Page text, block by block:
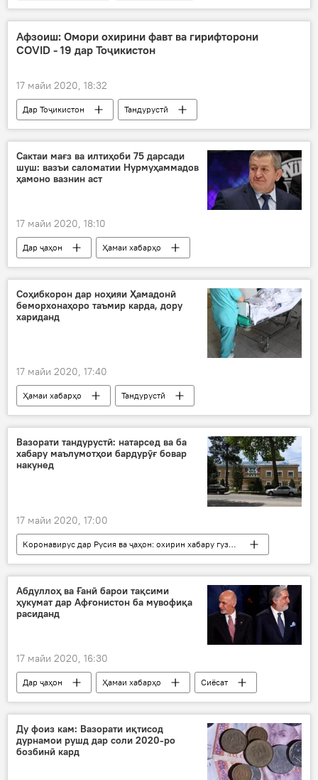
Афзоиш: Омори охирини фавт ва гирифторони
COVID - 19 дар Тоҷикистон
17 майи 2020, 18:32
Дар Тоҷикистон
Тандурустӣ
Ҳамаи хабарҳо
Сактаи мағз ва илтиҳоби 75 дарсади
шуш: вазъи саломатии Нурмуҳаммадов
ҳамоно вазнин аст
17 майи 2020, 18:10
Дар ҷаҳон
Ҳамаи хабарҳо
Навигариҳои варзиши Тоҷикистон
Иҷтимоъ
Ҳабиб Нурмуҳаммадов
падар
вазъи саломатӣ
вазнин
Соҳибкорон дар ноҳияи Ҳамадонӣ
беморхонаҳоро таъмир карда, дору
хариданд
17 майи 2020, 17:40
Ҳамаи хабарҳо Тандурустӣ
Вазорати тандурустӣ: натарсед ва ба
хабару маълумотҳои бардурӯғ бовар
накунед
17 майи 2020, 17:00
Коронавирус дар Русия ва ҷаҳон: охирин хабару гузоришҳо
Дар Тоҷикистон
Ҳамаи хабарҳо
Тандурустӣ
Абдуллоҳ ва Ғанӣ барои тақсими
ҳукумат дар Афғонистон ба мувофиқа
расиданд
17 майи 2020, 16:30
Дар ҷаҳон Ҳамаи хабарҳо
Сиёсат
Рӯйдод, ҷиноят ва ҳолатҳои фавқулода
Афғонистон
Абдуллоҳ Абдуллоҳ
созишнома
Ду фоиз кам: Вазорати иқтисод
дурнамои рушд дар соли 2020-ро
бозбинӣ кард